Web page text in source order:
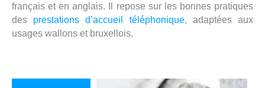
français et en anglais. Il repose sur les bonnes pratiques
des prestations d’accueil téléphonique, adaptées aux
usages wallons et bruxellois.